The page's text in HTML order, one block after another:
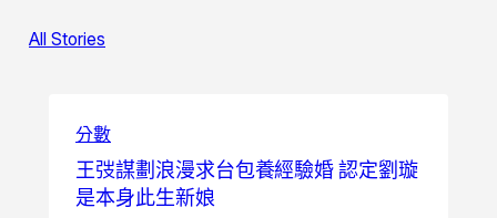
All Stories
分數
王弢謀劃浪漫求台包養經驗婚 認定劉璇
是本身此生新娘